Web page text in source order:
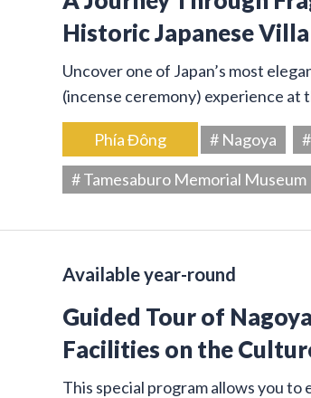
Historic Japanese Villa
Uncover one of Japan’s most
(incense ceremony) experience at
Phía Đông # Nagoya
# Tamesaburo Memorial Museum
Available year-round
Guided Tour of
Facilities on the
This special program allows you